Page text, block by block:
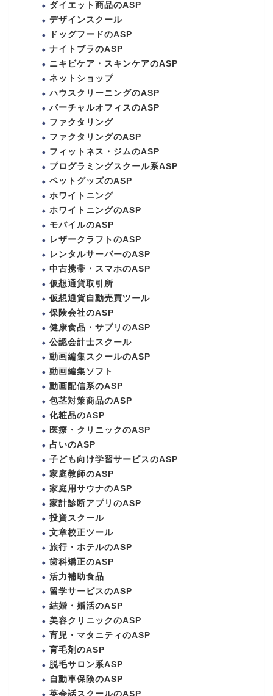
ダイエット商品のASP
デザインスクール
ドッグフードのASP
ナイトブラのASP
ニキビケア・スキンケアのASP
ネットショップ
ハウスクリーニングのASP
バーチャルオフィスのASP
ファクタリング
ファクタリングのASP
フィットネス・ジムのASP
プログラミングスクール系ASP
ペットグッズのASP
ホワイトニング
ホワイトニングのASP
モバイルのASP
レザークラフトのASP
レンタルサーバーのASP
中古携帯・スマホのASP
仮想通貨取引所
仮想通貨自動売買ツール
保険会社のASP
健康食品・サプリのASP
公認会計士スクール
動画編集スクールのASP
動画編集ソフト
動画配信系のASP
包茎対策商品のASP
化粧品のASP
医療・クリニックのASP
占いのASP
子ども向け学習サービスのASP
家庭教師のASP
家庭用サウナのASP
家計診断アプリのASP
投資スクール
文章校正ツール
旅行・ホテルのASP
歯科矯正のASP
活力補助食品
留学サービスのASP
結婚・婚活のASP
美容クリニックのASP
育児・マタニティのASP
育毛剤のASP
脱毛サロン系ASP
自動車保険のASP
英会話スクールのASP